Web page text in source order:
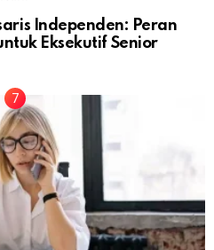
Independen: Peran
Eksekutif Senior